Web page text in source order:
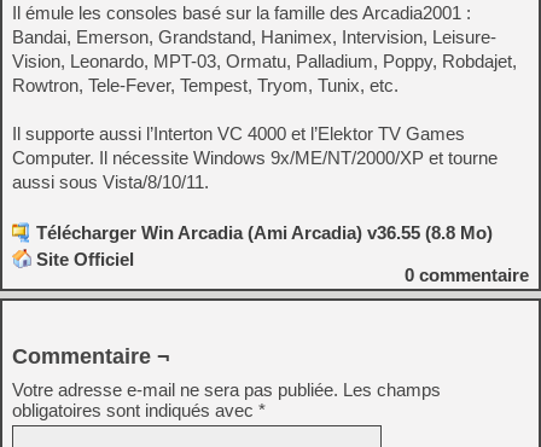
Il émule les consoles basé sur la famille des Arcadia2001 :
Bandai, Emerson, Grandstand, Hanimex, Intervision, Leisure-
Vision, Leonardo, MPT-03, Ormatu, Palladium, Poppy, Robdajet,
Rowtron, Tele-Fever, Tempest, Tryom, Tunix, etc.
Il supporte aussi l’Interton VC 4000 et l’Elektor TV Games
Computer. Il nécessite Windows 9x/ME/NT/2000/XP et tourne
aussi sous Vista/8/10/11.
Télécharger Win Arcadia (Ami Arcadia) v36.55 (8.8 Mo)
Site Officiel
0 commentaire
Commentaire ¬
Votre adresse e-mail ne sera pas publiée. Les champs
obligatoires sont indiqués avec *